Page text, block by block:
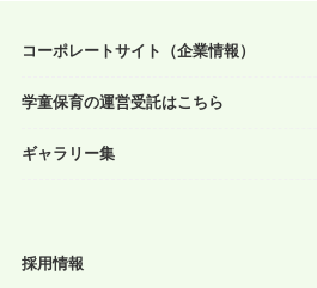
コーポレートサイト（企業情報）
学童保育の運営受託はこちら
ギャラリー集
採用情報